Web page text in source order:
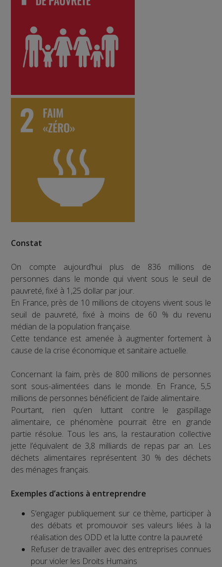
Constat
On compte aujourd’hui plus de 836 millions de
personnes dans le monde qui vivent sous le seuil de
pauvreté, fixé à 1,25 dollar par jour.
En France, près de 10 millions de citoyens vivent sous le
seuil de pauvreté, fixé à moins de 60 % du revenu
médian de la population française.
Cette tendance est amenée à augmenter fortement à
cause de la crise économique et sanitaire actuelle.
Concernant la faim, près de 800 millions de personnes
sont sous-alimentées dans le monde. En France, 5,5
millions de personnes bénéficient de l’aide alimentaire.
Pourtant, rien qu’en luttant contre le gaspillage
alimentaire, ce phénomène pourrait être en grande
partie résolue. Tous les ans, la restauration collective
jette l’équivalent de 3,8 milliards de repas par an. Les
déchets alimentaires représentent 30 % des déchets
des ménages français.
Exemples d’actions à entreprendre
S’engager publiquement sur ce thème, participer à
des débats et promouvoir ses valeurs liées à la
réalisation des ODD et la lutte contre la pauvreté
Refuser de travailler avec des entreprises connues
pour violer les Droits Humains